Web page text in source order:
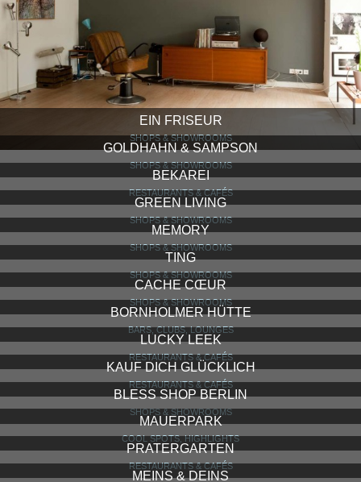
EIN FRISEUR
SHOPS & SHOWROOMS
GOLDHAHN & SAMPSON
SHOPS & SHOWROOMS